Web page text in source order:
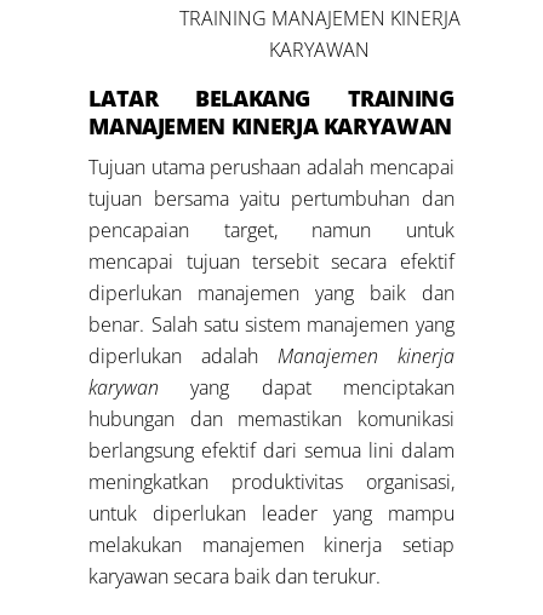
TRAINING MANAJEMEN KINERJA
KARYAWAN
LATAR BELAKANG
TRAINING
MANAJEMEN KINERJA KARYAWAN
Tujuan utama perushaan adalah mencapai
tujuan bersama yaitu pertumbuhan dan
pencapaian target, namun untuk
mencapai tujuan tersebit secara efektif
diperlukan manajemen yang baik dan
benar. Salah satu sistem manajemen yang
diperlukan adalah Manajemen kinerja
karywan yang dapat menciptakan
hubungan dan memastikan komunikasi
berlangsung efektif dari semua lini dalam
meningkatkan produktivitas organisasi,
untuk diperlukan leader yang mampu
melakukan manajemen kinerja setiap
karyawan secara baik dan terukur.